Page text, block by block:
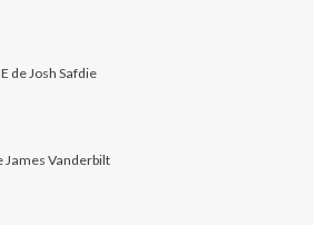
de Josh Safdie
James Vanderbilt